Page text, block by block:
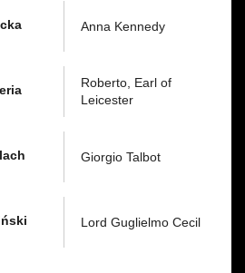
Anna Kennedy
Roberto, Earl of
Leicester
Giorgio Talbot
Lord Guglielmo Cecil